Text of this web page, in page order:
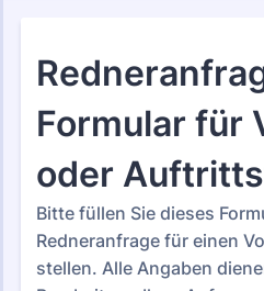
Event Request
27 Vorlagen